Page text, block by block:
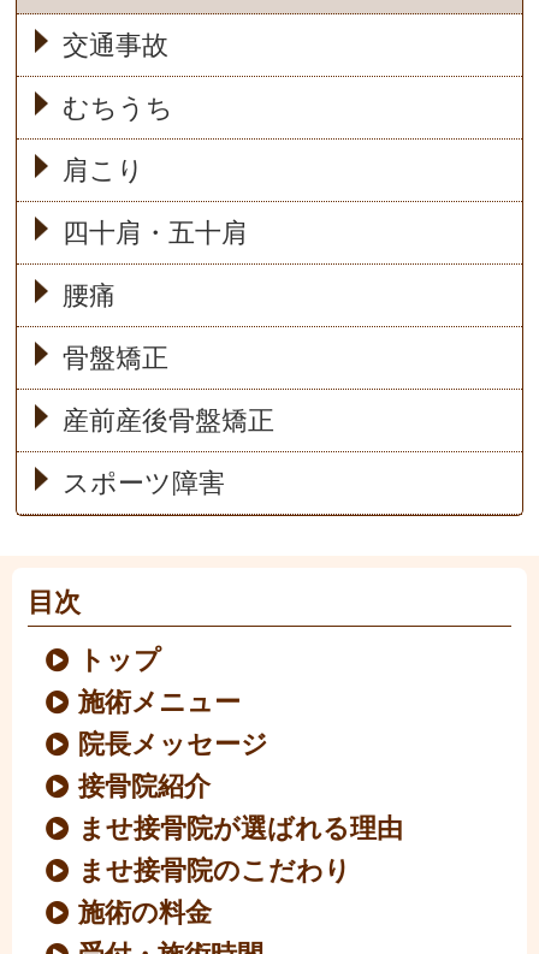
交通事故
むちうち
肩こり
四十肩・五十肩
腰痛
骨盤矯正
産前産後骨盤矯正
スポーツ障害
目次
トップ
施術メニュー
院長メッセージ
接骨院紹介
ませ接骨院が選ばれる理由
ませ接骨院のこだわり
施術の料金